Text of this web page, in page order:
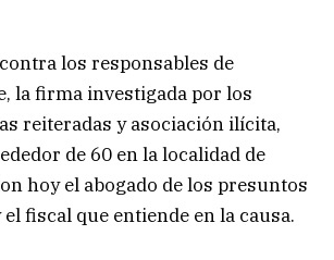
los responsables de
la firma investigada por los
reiteradas y asociación ilícita,
de 60 en la localidad de
hoy el abogado de los presuntos
fiscal que entiende en la causa.